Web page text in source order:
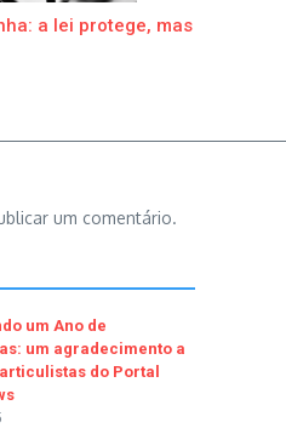
a lei protege, mas
um comentário.
um Ano de
um agradecimento a
do Portal